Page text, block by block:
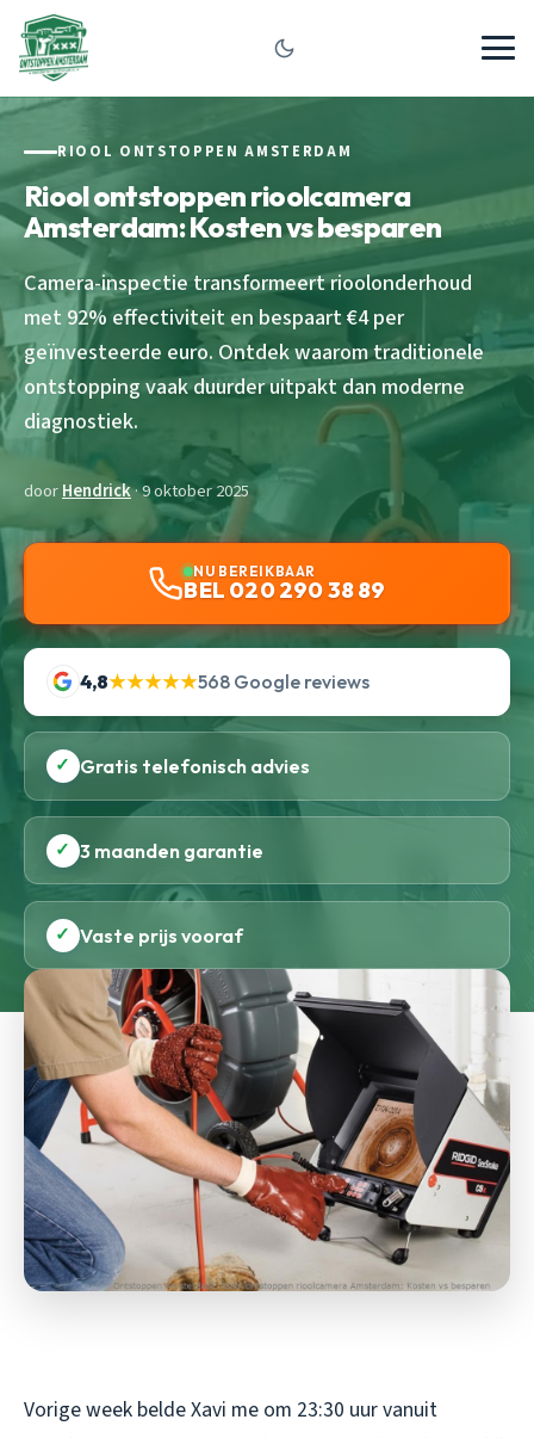
RIOOL ONTSTOPPEN AMSTERDAM
Riool ontstoppen rioolcamera
Amsterdam: Kosten vs besparen
Camera-inspectie transformeert rioolonderhoud
met 92% effectiviteit en bespaart €4 per
geïnvesteerde euro. Ontdek waarom traditionele
ontstopping vaak duurder uitpakt dan moderne
diagnostiek.
doorHendrick· 9 oktober 2025
NU BEREIKBAAR
BEL 020 290 38 89
4,8★★★★★568 Google reviews
✓ Gratis telefonisch advies
✓ 3 maanden garantie
✓ Vaste prijs vooraf
Vorige week belde Xavi me om 23:30 uur vanuit